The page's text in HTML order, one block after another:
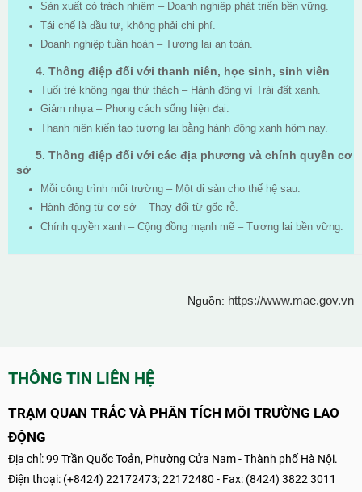
Sản xuất có trách nhiệm – Doanh nghiệp phát triển bền vững.
Tái chế là đầu tư, không phải chi phí.
Doanh nghiệp tuần hoàn – Tương lai an toàn.
4. Thông điệp đối với thanh niên, học sinh, sinh viên
Tuổi trẻ không ngại thử thách – Hành động vì Trái đất xanh.
Giảm nhựa – Phong cách sống hiện đại.
Thanh niên kiến tạo tương lai bằng hành động xanh hôm nay.
5. Thông điệp đối với các địa phương và chính quyền cơ
sở
Mỗi công trình môi trường – Một di sản cho thế hệ sau.
Hành động từ cơ sở – Thay đổi từ gốc rễ.
Chính quyền xanh – Cộng đồng mạnh mẽ – Tương lai bền vững.
Nguồn: https://www.mae.gov.vn
THÔNG TIN LIÊN HỆ
TRẠM QUAN TRẮC VÀ PHÂN TÍCH MÔI TRƯỜNG LAO
ĐỘNG
Địa chỉ: 99 Trần Quốc Toản, Phường Cửa Nam - Thành phố Hà Nội.
Điện thoại: (+8424) 22172473; 22172480 - Fax: (8424) 3822 3011